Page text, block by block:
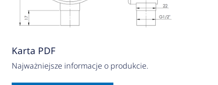
Karta PDF
Najważniejsze informacje o produkcie.